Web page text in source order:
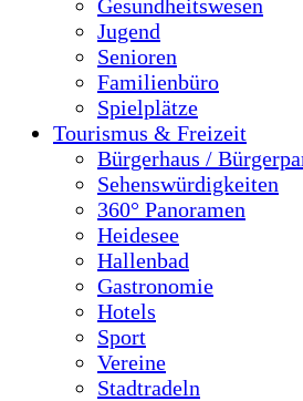
Gesundheitswesen
Jugend
Senioren
Familienbüro
Spielplätze
Tourismus & Freizeit
Bürgerhaus /
Sehenswürdigkeiten
360° Panoramen
Heidesee
Hallenbad
Gastronomie
Hotels
Sport
Vereine
Stadtradeln